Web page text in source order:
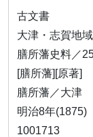
古文書
大津・志賀地
膳所藩史料／
[膳所藩][原著]
膳所藩／大津
明治8年(1875)
1001713